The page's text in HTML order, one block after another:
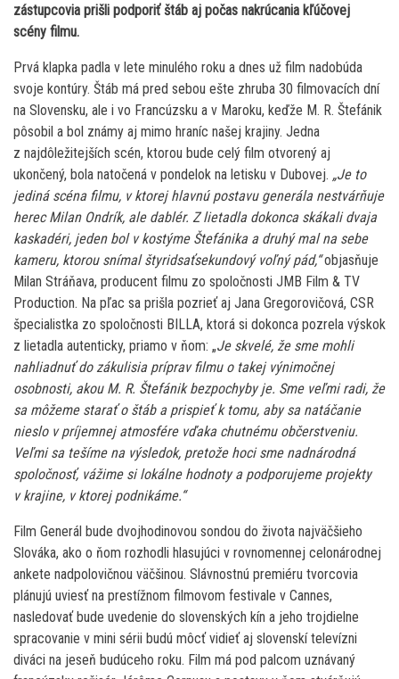
zástupcovia prišli podporiť štáb aj počas nakrúcania kľúčovej
scény filmu.
Prvá klapka padla v lete minulého roku a dnes už film nadobúda
svoje kontúry. Štáb má pred sebou ešte zhruba 30 filmovacích dní
na Slovensku, ale i vo Francúzsku a v Maroku, keďže M. R. Štefánik
pôsobil a bol známy aj mimo hraníc našej krajiny. Jedna
z najdôležitejších scén, ktorou bude celý film otvorený aj
ukončený, bola natočená v pondelok na letisku v Dubovej. „Je to
jediná scéna filmu, v ktorej hlavnú postavu generála nestvárňuje
herec Milan Ondrík, ale dablér. Z lietadla dokonca skákali dvaja
kaskadéri, jeden bol v kostýme Štefánika a druhý mal na sebe
kameru, ktorou snímal štyridsaťsekundový voľný pád,“objasňuje
Milan Stráňava, producent filmu zo spoločnosti JMB Film & TV
Production. Na pľac sa prišla pozrieť aj Jana Gregorovičová, CSR
špecialistka zo spoločnosti BILLA, ktorá si dokonca pozrela výskok
z lietadla autenticky, priamo v ňom: „Je skvelé, že sme mohli
nahliadnuť do zákulisia príprav filmu o takej výnimočnej
osobnosti, akou M. R. Štefánik bezpochyby je. Sme veľmi radi, že
sa môžeme starať o štáb a prispieť k tomu, aby sa natáčanie
nieslo v príjemnej atmosfére vďaka chutnému občerstveniu.
Veľmi sa tešíme na výsledok, pretože hoci sme nadnárodná
spoločnosť, vážime si lokálne hodnoty a podporujeme projekty
v krajine, v ktorej podnikáme.“
Film Generál bude dvojhodinovou sondou do života najväčšieho
Slováka, ako o ňom rozhodli hlasujúci v rovnomennej celonárodnej
ankete nadpolovičnou väčšinou. Slávnostnú premiéru tvorcovia
plánujú uviesť na prestížnom filmovom festivale v Cannes,
nasledovať bude uvedenie do slovenských kín a jeho trojdielne
spracovanie v mini sérii budú môcť vidieť aj slovenskí televízni
diváci na jeseň budúceho roku. Film má pod palcom uznávaný